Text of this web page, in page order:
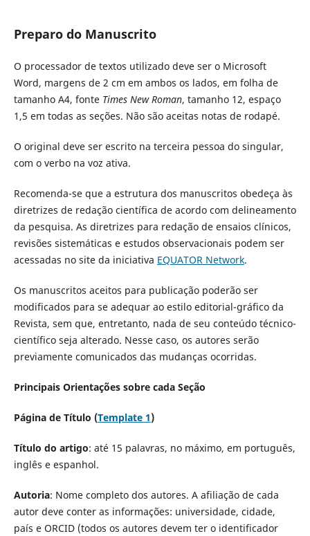
Preparo do Manuscrito
O processador de textos utilizado deve ser o Microsoft
Word, margens de 2 cm em ambos os lados, em folha de
tamanho A4, fonte Times New Roman, tamanho 12, espaço
1,5 em todas as seções. Não são aceitas notas de rodapé.
O original deve ser escrito na terceira pessoa do singular,
com o verbo na voz ativa.
Recomenda-se que a estrutura dos manuscritos obedeça às
diretrizes de redação científica de acordo com delineamento
da pesquisa. As diretrizes para redação de ensaios clínicos,
revisões sistemáticas e estudos observacionais podem ser
acessadas no site da iniciativa EQUATOR Network.
Os manuscritos aceitos para publicação poderão ser
modificados para se adequar ao estilo editorial-gráfico da
Revista, sem que, entretanto, nada de seu conteúdo técnico-
científico seja alterado. Nesse caso, os autores serão
previamente comunicados das mudanças ocorridas.
Principais Orientações sobre cada Seção
Página de Título (Template 1)
Título do artigo: até 15 palavras, no máximo, em português,
inglês e espanhol.
Autoria: Nome completo dos autores. A afiliação de cada
autor deve conter as informações: universidade, cidade,
país e ORCID (todos os autores devem ter o identificador